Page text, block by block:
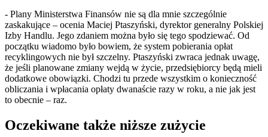
- Plany Ministerstwa Finansów nie są dla mnie szczególnie
zaskakujące – ocenia Maciej Ptaszyński, dyrektor generalny Polskiej
Izby Handlu. Jego zdaniem można było się tego spodziewać. Od
początku wiadomo było bowiem, że system pobierania opłat
recyklingowych nie był szczelny. Ptaszyński zwraca jednak uwagę,
że jeśli planowane zmiany wejdą w życie, przedsiębiorcy będą mieli
dodatkowe obowiązki. Chodzi tu przede wszystkim o konieczność
obliczania i wpłacania opłaty dwanaście razy w roku, a nie jak jest
to obecnie – raz.
Oczekiwane także niższe zużycie